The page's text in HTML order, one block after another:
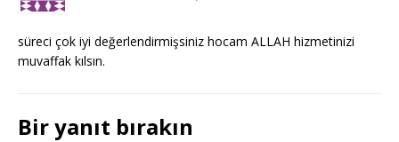
süreci çok iyi değerlendirmişsiniz hocam ALLAH hizmetinizi
muvaffak kılsın.
Bir yanıt bırakın